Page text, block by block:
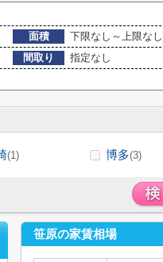
面積 下限なし～上限なし
間取り
指定なし
(1) 博多(3)
笹原の家賃相場